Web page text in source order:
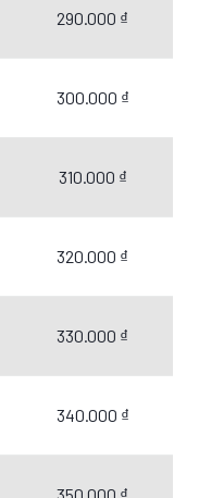
290.000 ₫
300.000 ₫
310.000 ₫
320.000 ₫
330.000 ₫
340.000 ₫